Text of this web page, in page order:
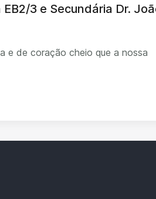
3 e Secundária Dr.
e de coração cheio que a nossa